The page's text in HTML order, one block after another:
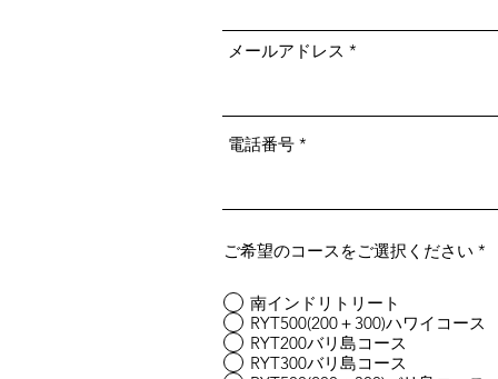
メールアドレス
電話番号
ご希望のコースをご選択ください *
南インドリトリート
RYT500(200＋300)ハワイコース
RYT200バリ島コース
RYT300バリ島コース